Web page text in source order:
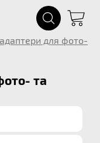
для фото-
та